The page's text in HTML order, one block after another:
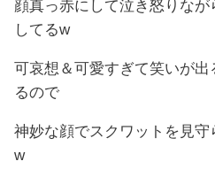
顔真っ赤にして泣き怒りなが
してるw
可哀想＆可愛すぎて笑いが
るので
神妙な顔でスクワットを見
w